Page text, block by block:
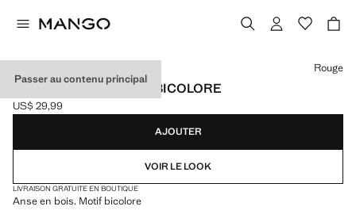
Passer au contenu principal
ÉVENTAIL À RAYURES BICOLORE
Prix actuel [US$ 29,99 ]
US$ 29,99
Choisissez une couleur
Rouge
AJOUTER
VOIR LE LOOK
LIVRAISON GRATUITE EN BOUTIQUE
Anse en bois. Motif bicolore